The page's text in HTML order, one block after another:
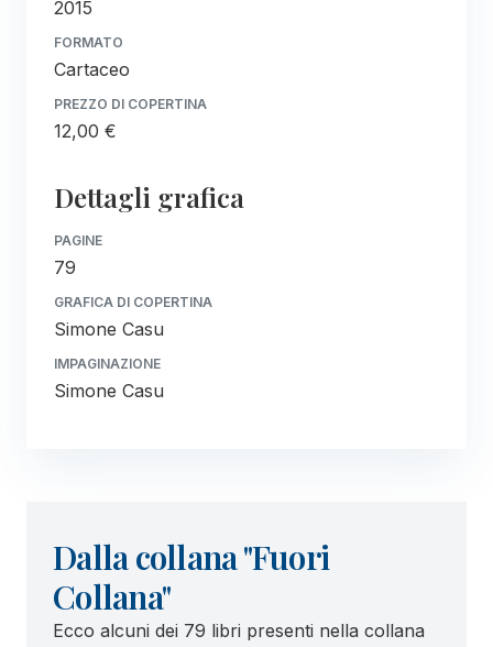
2015
FORMATO
Cartaceo
PREZZO DI COPERTINA
12,00 €
Dettagli grafica
PAGINE
79
GRAFICA DI COPERTINA
Simone Casu
IMPAGINAZIONE
Simone Casu
Dalla collana "Fuori
Collana"
Ecco alcuni dei 79 libri presenti nella collana